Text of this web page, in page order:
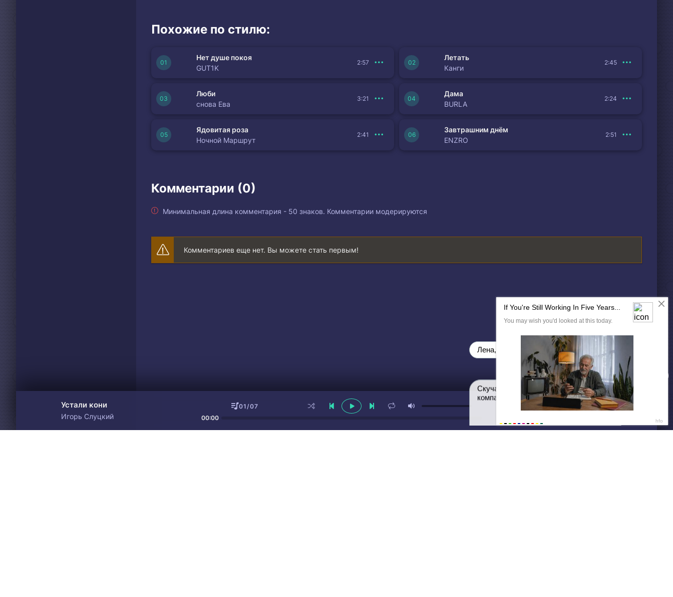
Похожие по стилю:
Нет душе покоя
GUT1K
2:57
Летать
Канги
2:45
Люби
снова Ева
3:21
Дама
BURLA
2:24
Ядовитая роза
Ночной Маршрут
2:41
Завтрашним днём
ENZRO
2:51
Комментарии (0)
Минимальная длина комментария - 50 знаков. Комментарии модерируются
Комментариев еще нет. Вы можете стать первым!
Устали кони
Игорь Слуцкий
01/07
00:00
ДАЛЕЕ
Лена, 23 🍓